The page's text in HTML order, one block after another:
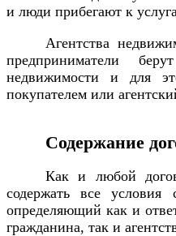
и люди прибегают к
Агентства
предприниматели
недвижимости и для
покупателем или
Содержание
Как и любой
содержать все условия
определяющий как и
гражданина, так и